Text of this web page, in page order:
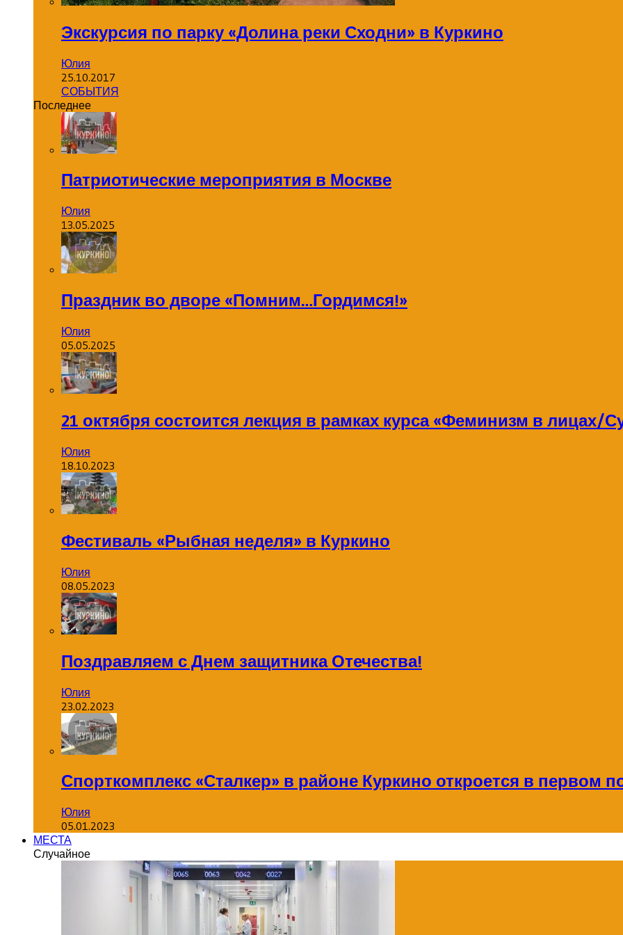
Экскурсия по парку «Долина реки Сходни» в Куркино
Юлия
25.10.2017
СОБЫТИЯ
Последнее
Патриотические мероприятия в Москве
Юлия
13.05.2025
Праздник во дворе «Помним…Гордимся!»
Юлия
05.05.2025
21 октября состоится лекция в рамках курса «Феминизм в лицах/
Юлия
18.10.2023
Фестиваль «Рыбная неделя» в Куркино
Юлия
08.05.2023
Поздравляем с Днем защитника Отечества!
Юлия
23.02.2023
Спорткомплекс «Сталкер» в районе Куркино откроется в первом
Юлия
05.01.2023
МЕСТА
Случайное